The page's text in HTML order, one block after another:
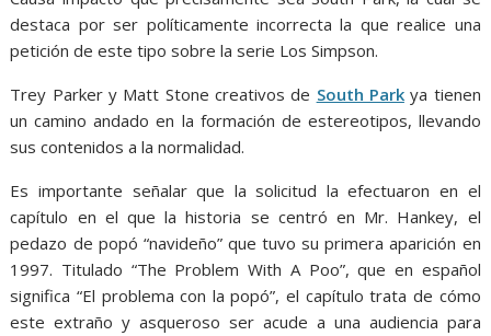
destaca por ser políticamente incorrecta la que realice una
petición de este tipo sobre la serie Los Simpson.
Trey Parker y Matt Stone creativos de South Parkya tienen
un camino andado en la formación de estereotipos, llevando
sus contenidos a la normalidad.
Es importante señalar que la solicitud la efectuaron en el
capítulo en el que la historia se centró en Mr. Hankey, el
pedazo de popó “navideño” que tuvo su primera aparición en
1997. Titulado “The Problem With A Poo”, que en español
significa “El problema con la popó”, el capítulo trata de cómo
este extraño y asqueroso ser acude a una audiencia para